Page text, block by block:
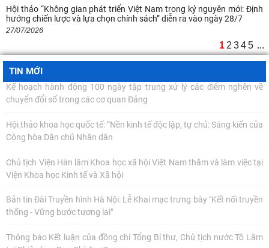
Hội thảo “Không gian phát triển Việt Nam trong kỷ nguyên mới: Định
hướng chiến lược và lựa chọn chính sách” diễn ra vào ngày 28/7
27/07/2026
1 2 345 ...
TIN MỚI
Chủ tịch Viện Hàn lâm Khoa học xã hội Việt Nam thăm và làm việc tại
Viện Khoa học Kinh tế và Xã hội
Bản tin Đài Truyền hình Hà Nội: Lễ Khai mạc trưng bày "Kết nối truyền
thống - Vững bước tương lai"
Thông báo Kết luận của đồng chí Tổng Bí thư, Chủ tịch nước Tô Lâm
tại Phiên họp Ban Chỉ đạo Trung
Khai mạc trưng bày “Kết nối truyền thống, vững bước tương lai”
TỪ QUAN NIỆM CỦA C.MÁC VỀ CÔNG BẰNG PHÂN PHỐI ĐẾN
NGUYÊN TẮC PHÂN PHỐI TRONG NỀN KINH TẾ THỊ TRƯỜNG
MỐI QUAN HỆ GIỮA DÂN CHỦ VÀ CHỦ NGHĨA XÃ HỘI – QUAN ĐIỂM
CỦA C.MÁC VÀ SỰ VẬN DỤNG Ở VIỆT NAM THỜI
Thường trực Hội đồng Lý luận Trung ương làm việc với Tiểu ban Văn
hóa - Xã hội - Văn học, nghệ